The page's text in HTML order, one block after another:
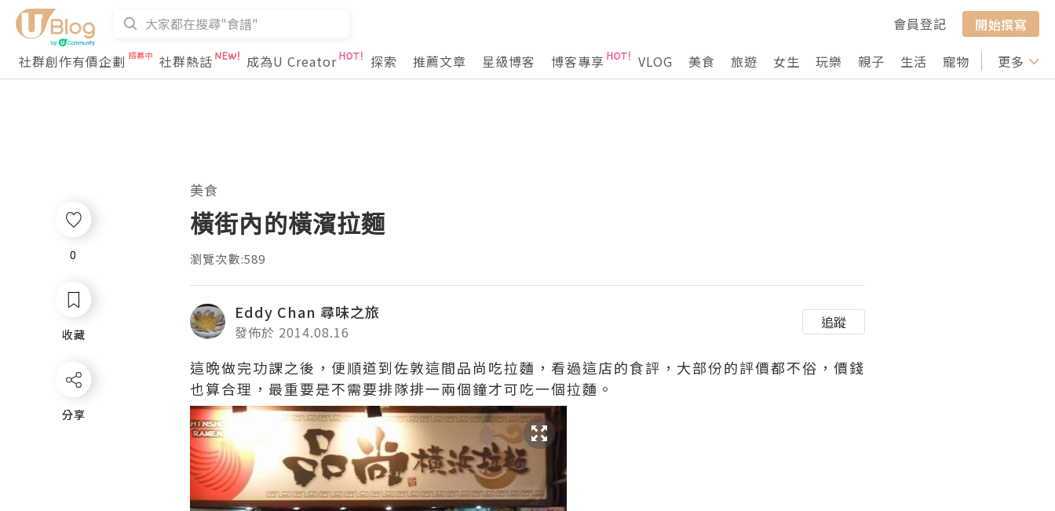
會員登記
開始撰寫
社群創作有價企劃
社群熱話 成為U Creator 探索 推薦文章 星級博客 博客專享 VLOG 美食 旅遊 女生 玩樂 親子 生活 寵物 行山 打卡
更多
0
收藏
分享
美食
橫街內的橫濱拉麵
瀏覽次數:589
Eddy Chan 尋味之旅
發佈於 2014.08.16
追蹤
這晩做完功課之後，便順道到佐敦這間品尚吃拉麵，看過這店的食評，大部份的評價都不俗，價錢
也算合理，最重要是不需要排隊排一兩個鐘才可吃一個拉麵。
0
收藏
分享